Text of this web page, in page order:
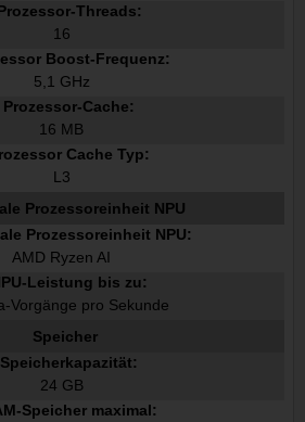
Threads:
16
Boost-Frequenz:
5,1 GHz
Prozessor-Cache:
16 MB
Cache Typ:
L3
Prozessoreinheit NPU
Prozessoreinheit NPU:
AMD Ryzen AI
Leistung bis zu:
Vorgänge pro Sekunde
Speicher
Speicherkapazität:
24 GB
Speicher maximal: